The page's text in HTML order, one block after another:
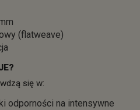
(flatweave)
się w:
odporności na intensywne